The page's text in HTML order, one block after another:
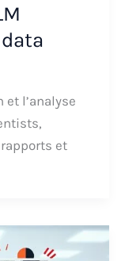
l’analyse
et